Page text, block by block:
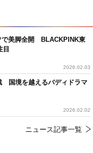
で美脚全開 BLACKPINK東
目
2026.02.03
国境を越えるバディドラマ
2026.02.02
ニュース記事一覧